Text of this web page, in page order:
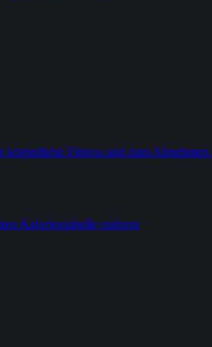
Fitness und zum Abnehmen.
Kalorientabelle entfernt